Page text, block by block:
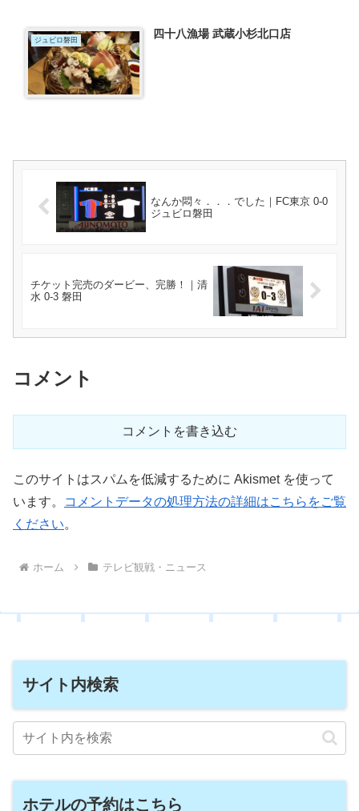
ジュビロ磐田 四十八漁場 武蔵小杉北口店
なんか悶々．．．でした｜FC東京 0-0
ジュビロ磐田
チケット完売のダービー、完勝！｜清
水 0-3 磐田
コメント
コメントを書き込む
このサイトはスパムを低減するために Akismet を使って
います。
コメントデータの処理方法の詳細はこちらをご覧
ください。
ホーム テレビ観戦・ニュース
サイト内検索
ホテルの予約はこちら